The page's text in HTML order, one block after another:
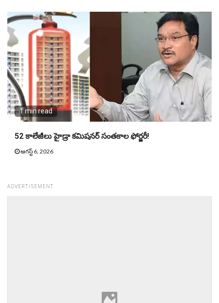
1 min read
52 కాలేజీలు హైడ్రా కమిషనర్ సంతకాల ఫోర్జరీ!
ఆగస్ట్ 6, 2026
ADVERTISEMENT